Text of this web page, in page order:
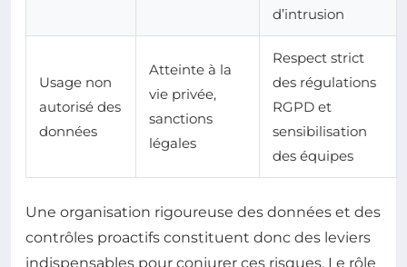
d’intrusion
Usage non
autorisé des
données
Atteinte à la
vie privée,
sanctions
légales
Respect strict
des régulations
RGPD et
sensibilisation
des équipes
Une organisation rigoureuse des données et des
contrôles proactifs constituent donc des leviers
indispensables pour conjurer ces risques. Le rôle